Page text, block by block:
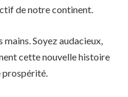
de notre continent.
mains. Soyez audacieux,
cette nouvelle histoire
prospérité.